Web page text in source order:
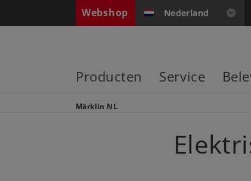
Webshop Nederland
Producten Service
Märklin NL